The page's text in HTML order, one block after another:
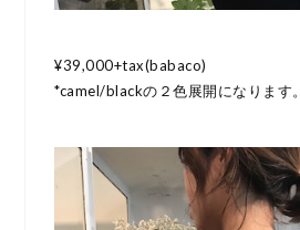
¥39,000+tax(babaco)
*camel/blackの２色展開になります。